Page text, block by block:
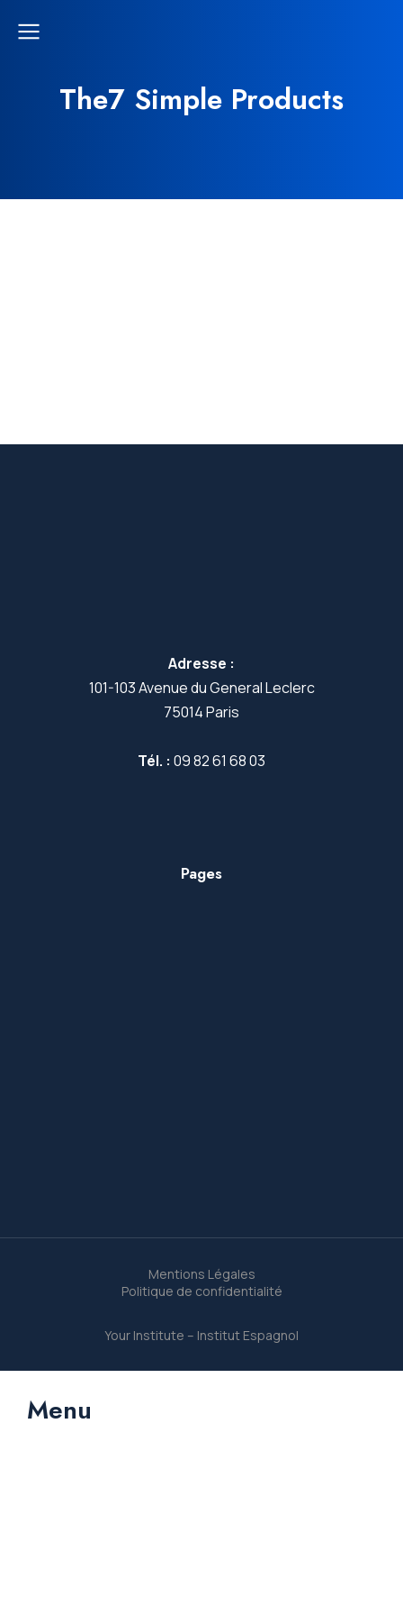
The7 Simple Products
Adresse :
101-103 Avenue du General Leclerc
75014 Paris
Tél. : 09 82 61 68 03
Pages
Your Institute – Institut Espagnol
Mentions Légales
Politique de confidentialité
Menu